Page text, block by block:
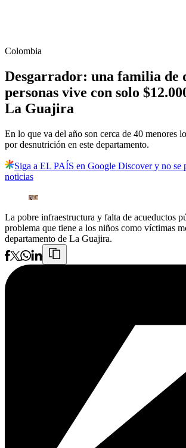
Colombia
Desgarrador: una familia de
personas vive con solo
La Guajira
En lo que va del año son cerca de 40 menores
por desnutrición en este departamento.
Siga a EL PAÍS en Google Discover y no se
noticias
La pobre infraestructura y falta de acueductos
problema que tiene a los niños como víctimas
departamento de La Guajira.